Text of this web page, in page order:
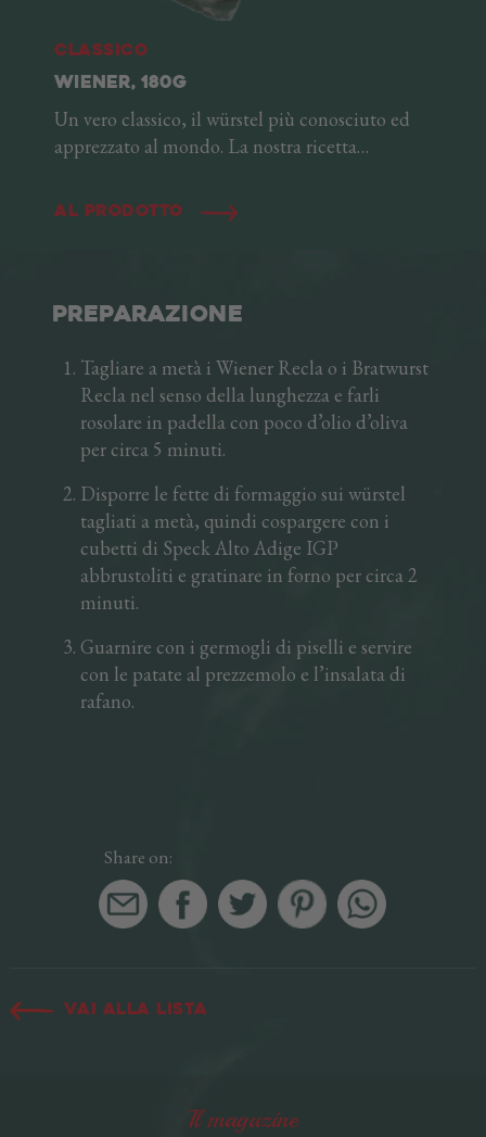
Classico
WIENER, 180G
Un vero classico, il würstel più conosciuto ed
apprezzato al mondo. La nostra ricetta
che vuole carne di puro suino di alta qualità,
lavorata in modo naturale dai nostri mastri
estremamente versatile: un po’ di pane, una
Al prodotto
PREPARAZIONE
Tagliare a metà i Wiener Recla o i Bratwurst
Recla nel senso della lunghezza e farli
rosolare in padella con poco d’olio d’oliva
per circa 5 minuti.
Disporre le fette di formaggio sui würstel
tagliati a metà, quindi cospargere con i
cubetti di Speck Alto Adige IGP
abbrustoliti e gratinare in forno per circa 2
minuti.
Guarnire con i germogli di piselli e servire
con le patate al prezzemolo e l’insalata di
rafano.
Share on:
Vai alla lista
Il magazine